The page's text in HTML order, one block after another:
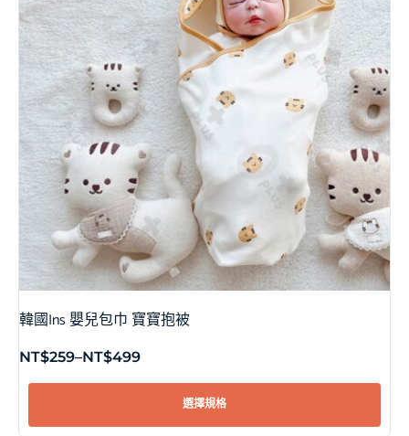
韓國Ins 嬰兒包巾 寶寶抱被
NT$259–NT$499
選擇規格